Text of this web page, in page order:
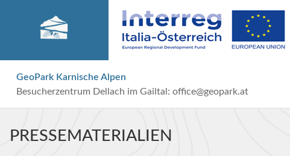
GeoPark Karnische Alpen
Besucherzentrum Dellach im Gailtal: office@geopark.at
PRESSEMATERIALIEN